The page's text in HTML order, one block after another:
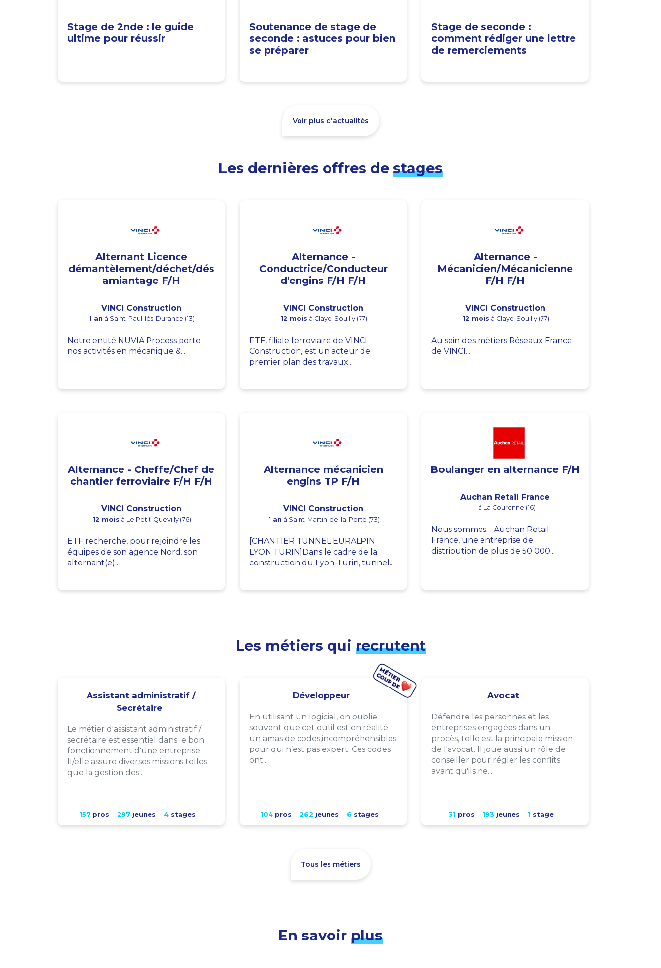
Stage de 2nde : le guide
ultime pour réussir
Soutenance de stage de
seconde : astuces pour bien
se préparer
Stage de seconde :
comment rédiger une lettre
de remerciements
Voir plus d'actualités
Les dernières offres de stages
Alternant Licence
démantèlement/déchet/dés
amiantage F/H
VINCI Construction
1 an à Saint-Paul-lès-Durance (13)
Notre entité NUVIA Process porte
nos activités en mécanique &...
Alternance -
Conductrice/Conducteur
d'engins F/H F/H
VINCI Construction
12 mois à Claye-Souilly (77)
ETF, filiale ferroviaire de VINCI
Construction, est un acteur de
premier plan des travaux...
Alternance -
Mécanicien/Mécanicienne
F/H F/H
VINCI Construction
12 mois à Claye-Souilly (77)
Au sein des métiers Réseaux France
de VINCI...
Alternance - Cheffe/Chef de
chantier ferroviaire F/H F/H
VINCI Construction
12 mois à Le Petit-Quevilly (76)
ETF recherche, pour rejoindre les
équipes de son agence Nord, son
alternant(e)...
Alternance mécanicien
engins TP F/H
VINCI Construction
1 an à Saint-Martin-de-la-Porte (73)
[CHANTIER TUNNEL EURALPIN
LYON TURIN]Dans le cadre de la
construction du Lyon-Turin, tunnel...
Boulanger en alternance F/H
Auchan Retail France
à La Couronne (16)
Nous sommes… Auchan Retail
France, une entreprise de
distribution de plus de 50 000...
Les métiers qui recrutent
Assistant administratif /
Secrétaire
Le métier d'assistant administratif /
secrétaire est essentiel dans le bon
fonctionnement d'une entreprise.
Il/elle assure diverses missions telles
que la gestion des...
157pros 297jeunes 4stages
Développeur
En utilisant un logiciel, on oublie
souvent que cet outil est en réalité
un amas de codes,incompréhensibles
pour qui n’est pas expert. Ces codes
ont...
104pros 262 jeunes 6 stages
Avocat
Défendre les personnes et les
entreprises engagées dans un
procès, telle est la principale mission
de l'avocat. Il joue aussi un rôle de
conseiller pour régler les conflits
avant qu'ils ne...
31 pros 193 jeunes 1 stage
Tous les métiers
En savoir plus